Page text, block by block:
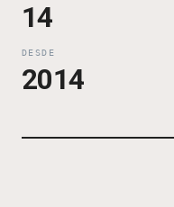
14
DESDE
2014